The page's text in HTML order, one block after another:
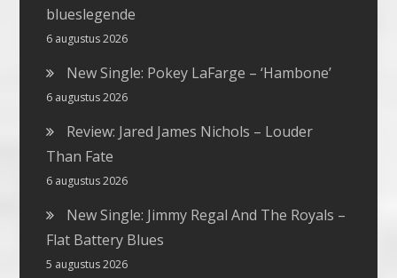
blueslegende
6 augustus 2026
New Single: Pokey LaFarge – ‘Hambone’
6 augustus 2026
Review: Jared James Nichols – Louder
Than Fate
6 augustus 2026
New Single: Jimmy Regal And The Royals –
Flat Battery Blues
5 augustus 2026